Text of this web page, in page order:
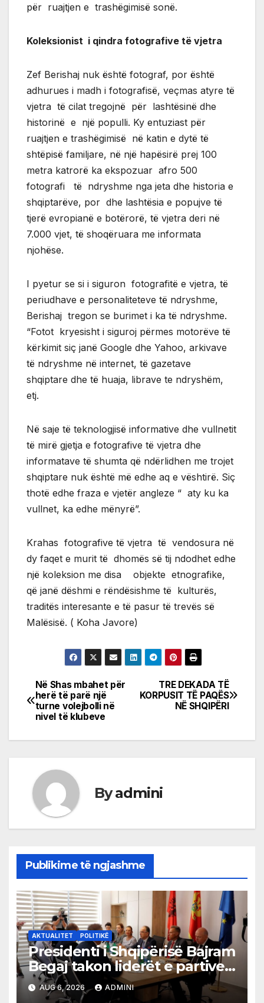
për ruajtjen e trashëgimisë sonë.
Koleksionist i qindra fotografive të vjetra
Zef Berishaj nuk është fotograf, por është
adhurues i madh i fotografisë, veçmas atyre të
vjetra të cilat tregojnë për lashtësinë dhe
historinë e një populli. Ky entuziast për
ruajtjen e trashëgimisë në katin e dytë të
shtëpisë familjare, në një hapësirë prej 100
metra katrorë ka ekspozuar afro 500
fotografi të ndryshme nga jeta dhe historia e
shqiptarëve, por dhe lashtësia e popujve të
tjerë evropianë e botërorë, të vjetra deri në
7.000 vjet, të shoqëruara me informata
njohëse.
I pyetur se si i siguron fotografitë e vjetra, të
periudhave e personaliteteve të ndryshme,
Berishaj tregon se burimet i ka të ndryshme.
“Fotot kryesisht i siguroj përmes motorëve të
kërkimit siç janë Google dhe Yahoo, arkivave
të ndryshme në internet, të gazetave
shqiptare dhe të huaja, librave te ndryshëm,
etj.
Në saje të teknologjisë informative dhe vullnetit
të mirë gjetja e fotografive të vjetra dhe
informatave të shumta që ndërlidhen me trojet
shqiptare nuk është më edhe aq e vështirë. Siç
thotë edhe fraza e vjetër angleze “ aty ku ka
vullnet, ka edhe mënyrë”.
Krahas fotografive të vjetra të vendosura në
dy faqet e murit të dhomës së tij ndodhet edhe
një koleksion me disa objekte etnografike,
që janë dëshmi e rëndësishme të kulturës,
traditës interesante e të pasur të trevës së
Malësisë. ( Koha Javore)
Post
navigation
TRE DEKADA TË
KORPUSIT TË PAQËS
NË SHQIPËRI
Në Shas mbahet për
herë të parë një
turne volejbolli në
nivel të klubeve
Byadmini
Publikime të ngjashme
AKTUALITET POLITIKË
Presidenti i Shqipërisë Bajram
Begaj takon liderët e partive
shqiptare në Ulqin
AUG 6, 2026 ADMINI